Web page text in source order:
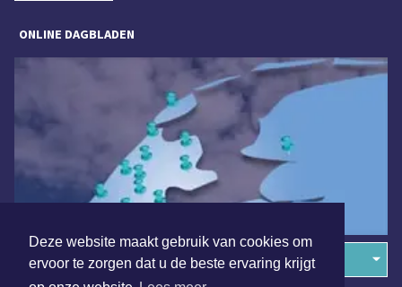
Deze website maakt gebruik van cookies om
ervoor te zorgen dat u de beste ervaring krijgt
ONLINE DAGBLADEN
Overige dagbladen in de regio